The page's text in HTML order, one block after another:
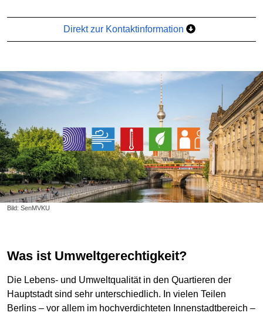
Direkt zur Kontaktinformation
Bild: SenMVKU
Was ist Umweltgerechtigkeit?
Die Lebens- und Umweltqualität in den Quartieren der
Hauptstadt sind sehr unterschiedlich. In vielen Teilen
Berlins – vor allem im hochverdichteten Innenstadtbereich –